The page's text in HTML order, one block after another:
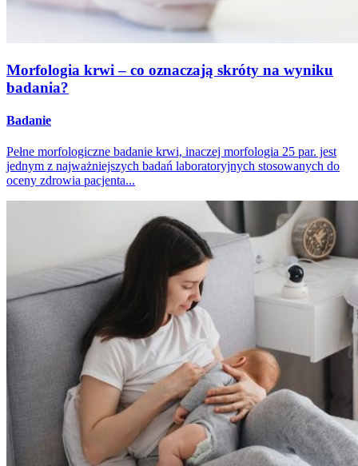
Morfologia krwi – co oznaczają skróty na wyniku
badania?
Badanie
Pełne morfologiczne badanie krwi, inaczej morfologia 25 par. jest
jednym z najważniejszych badań laboratoryjnych stosowanych do
oceny zdrowia pacjenta...